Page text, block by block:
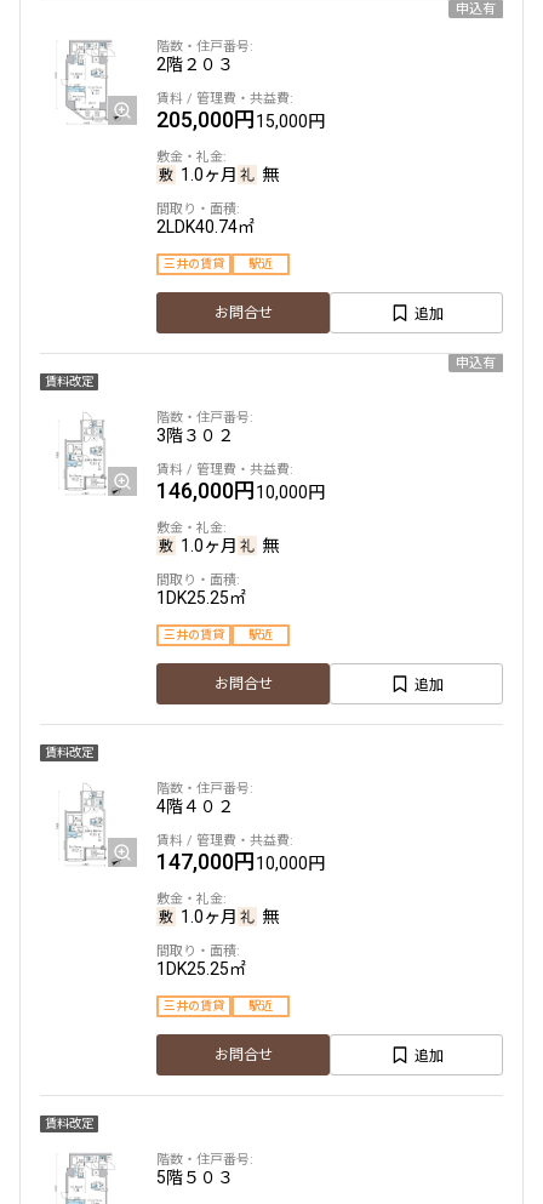
申込有
2階２０３
205,000円15,000円
1.0ヶ月 無
2LDK40.74㎡
三井の賃貸 駅近
お問合せ 追加
賃料改定
申込有
3階３０２
146,000円10,000円
1.0ヶ月 無
1DK25.25㎡
三井の賃貸 駅近
お問合せ 追加
賃料改定
4階４０２
147,000円10,000円
1.0ヶ月 無
1DK25.25㎡
三井の賃貸 駅近
お問合せ 追加
賃料改定
5階５０３